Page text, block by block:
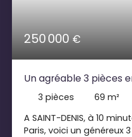
250 000 €
Un agréable 3 pièces
3 pièces 69 m²
A SAINT-DENIS, à 10
Paris, voici un généreux